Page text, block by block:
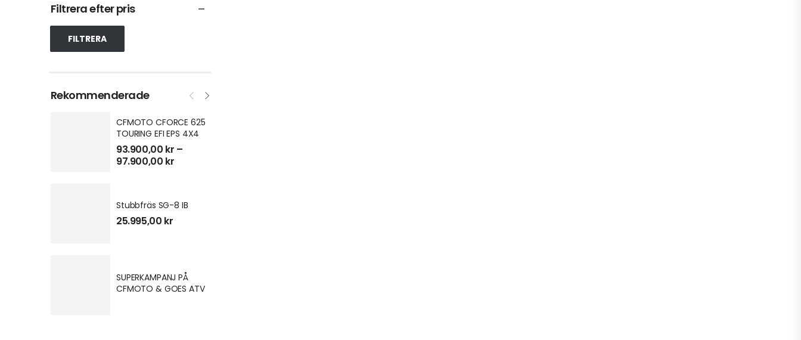
Filtrera efter pris
FILTRERA
Rekommenderade
CFMOTO CFORCE 625
TOURING EFI EPS 4X4
93.900,00 kr –
97.900,00 kr
Stubbfräs SG-8 IB
25.995,00 kr
SUPERKAMPANJ PÅ
CFMOTO & GOES ATV